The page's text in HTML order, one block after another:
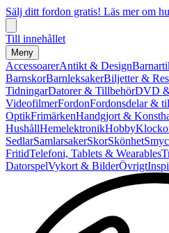
Sälj ditt fordon gratis! Läs mer om
Till innehållet
Meny
AccessoarerAntikt & Design
BarnskorBarnleksakerBiljetter &
TidningarDatorer & TillbehörDVD
VideofilmerFordonFordonsdelar &
OptikFrimärkenHandgjort &
HushållHemelektronikHobby
SedlarSamlarsakerSkorSkönhet
FritidTelefoni, Tablets & Wearables
DatorspelVykort & BilderÖvrigt